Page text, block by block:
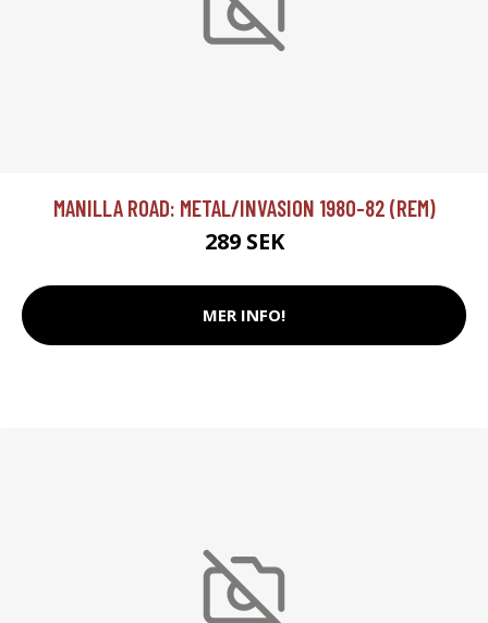
MANILLA ROAD: METAL/INVASION 1980-82 (REM)
289 SEK
MER INFO!